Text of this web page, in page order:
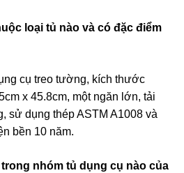
loại tủ nào và có đặc điểm
cụ treo tường, kích thước
x 45.8cm, một ngăn lớn, tải
sử dụng thép ASTM A1008 và
bền 10 năm.
nhóm tủ dụng cụ nào của